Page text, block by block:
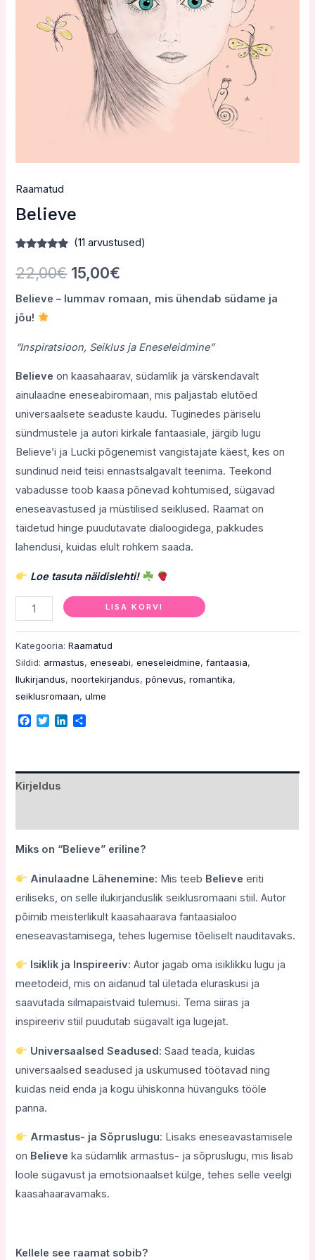
Raamatud
Believe
5.00 /5
kliendi
põhjal
(11 arvustused)
22,00€ 15,00€
Believe – lummav romaan, mis ühendab südame ja
jõu!
“Inspiratsioon, Seiklus ja Eneseleidmine”
Believe on kaasahaarav, südamlik ja värskendavalt
ainulaadne eneseabiromaan, mis paljastab elutõed
universaalsete seaduste kaudu. Tuginedes päriselu
sündmustele ja autori kirkale fantaasiale, järgib lugu
Believe’i ja Lucki põgenemist vangistajate käest, kes on
sundinud neid teisi ennastsalgavalt teenima. Teekond
vabadusse toob kaasa põnevad kohtumised, sügavad
eneseavastused ja müstilised seiklused. Raamat on
täidetud hinge puudutavate dialoogidega, pakkudes
lahendusi, kuidas elult rohkem saada.
Loe tasuta näidislehti!
LISA KORVI
Kategooria:Raamatud
Sildid: armastus,eneseabi,eneseleidmine,fantaasia,
Ilukirjandus,noortekirjandus,põnevus,romantika,
seiklusromaan,ulme
Facebook
TwitterLinkedIn
Kirjeldus
Miks on “Believe” eriline?
Ainulaadne Lähenemine: Mis teeb Believe eriti
eriliseks, on selle ilukirjanduslik seiklusromaani stiil. Autor
põimib meisterlikult kaasahaarava fantaasialoo
eneseavastamisega, tehes lugemise tõeliselt nauditavaks.
Isiklik ja Inspireeriv: Autor jagab oma isiklikku lugu ja
meetodeid, mis on aidanud tal ületada eluraskusi ja
saavutada silmapaistvaid tulemusi. Tema siiras ja
inspireeriv stiil puudutab sügavalt iga lugejat.
Universaalsed Seadused: Saad teada, kuidas
universaalsed seadused ja uskumused töötavad ning
kuidas neid enda ja kogu ühiskonna hüvanguks tööle
panna.
Armastus- ja Sõpruslugu: Lisaks eneseavastamisele
on Believe ka südamlik armastus- ja sõpruslugu, mis lisab
loole sügavust ja emotsionaalset külge, tehes selle veelgi
kaasahaaravamaks.
Kellele see raamat sobib?